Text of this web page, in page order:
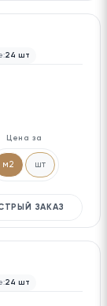
24 шт
Цена за
м2 шт
ЗАКАЗ
24 шт